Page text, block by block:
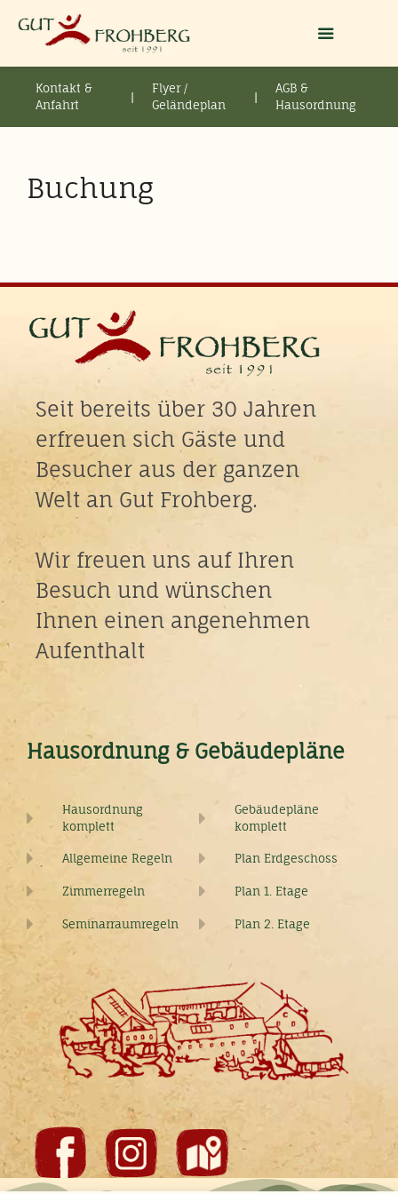
Kontakt &
Anfahrt
|
Flyer /
Geländeplan
|
AGB &
Hausordnung
Buchung
Seit bereits über 30 Jahren
erfreuen sich Gäste und
Besucher aus der ganzen
Welt an Gut Frohberg.
Wir freuen uns auf Ihren
Besuch und wünschen
Ihnen einen angenehmen
Aufenthalt
Hausordnung & Gebäudepläne
Hausordnung
komplett
Allgemeine Regeln
Zimmerregeln
Seminarraumregeln
Gebäudepläne
komplett
Plan Erdgeschoss
Plan 1. Etage
Plan 2. Etage